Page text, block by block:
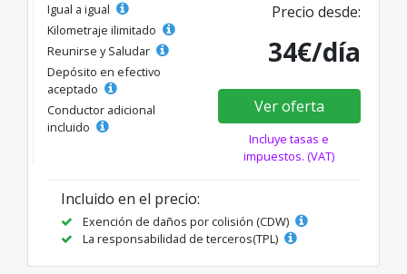
Igual a igual
Kilometraje ilimitado
Reunirse y Saludar
Depósito en efectivo
aceptado
Conductor adicional
incluido
Precio desde:
34€/día
Ver oferta
Incluye tasas e
impuestos. (VAT)
Incluido en el precio:
Exención de daños por colisión (CDW)
La responsabilidad de terceros(TPL)